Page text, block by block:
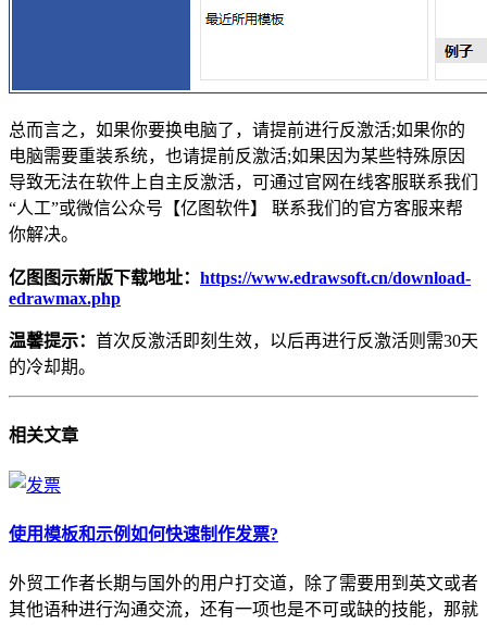
总而言之，如果你要换电脑了，请提前进行反激活;如果你的
电脑需要重装系统，也请提前反激活;如果因为某些特殊原因
导致无法在软件上自主反激活，可通过官网在线客服联系我们
“人工”或微信公众号【亿图软件】 联系我们的官方客服来帮
你解决。
亿图图示新版下载地址： https://www.edrawsoft.cn/download-
edrawmax.php
温馨提示： 首次反激活即刻生效，以后再进行反激活则需30天
的冷却期。
相关文章
使用模板和示例如何快速制作发票?
外贸工作者长期与国外的用户打交道，除了需要用到英文或者
其他语种进行沟通交流，还有一项也是不可或缺的技能，那就